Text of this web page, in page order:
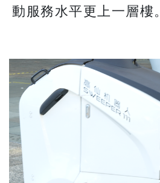
動服務水平更上一層樓。